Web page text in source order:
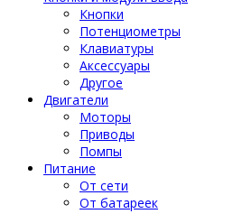
Кнопки
Потенциометры
Клавиатуры
Аксессуары
Другое
Двигатели
Моторы
Приводы
Помпы
Питание
От сети
От батареек